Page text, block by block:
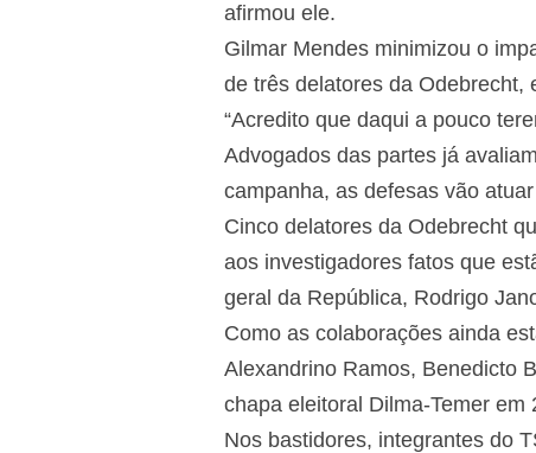
afirmou ele.
Gilmar Mendes minimizou o
de três delatores da Odebrecht,
“Acredito que daqui a pouco
Advogados das partes já
campanha, as defesas vão
Cinco delatores da Odebrecht
aos investigadores fatos que
geral da República, Rodrigo
Como as colaborações ainda
Alexandrino Ramos, Benedicto
chapa eleitoral Dilma-Temer em
Nos bastidores, integrantes do